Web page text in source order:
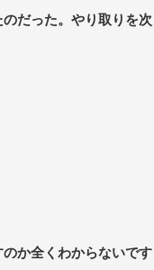
だった。やり取りを次
か全くわからないです